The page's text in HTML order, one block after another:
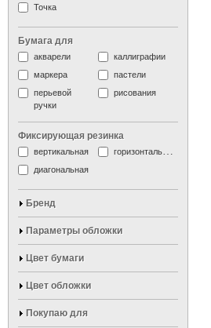
Точка
Бумага для
акварели
каллиграфии
маркера
пастели
перьевой
ручки
рисования
Фиксирующая резинка
вертикальная
горизонтальная
диагональная
Бренд
Параметры обложки
Цвет бумаги
Цвет обложки
Покупаю для